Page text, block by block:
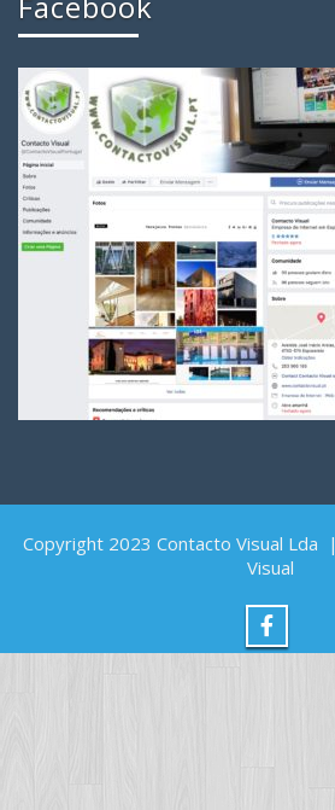
Copyright 2023 Contacto Visual Lda
Visual